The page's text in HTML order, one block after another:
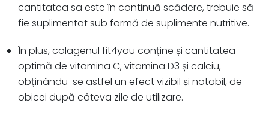
cantitatea sa este în continuă scădere, trebuie să
fie suplimentat sub formă de suplimente nutritive.
În plus, colagenul fit4you conține și cantitatea
optimă de vitamina C, vitamina D3 și calciu,
obținându-se astfel un efect vizibil și notabil, de
obicei după câteva zile de utilizare.